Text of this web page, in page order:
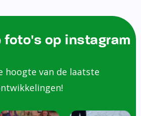
foto's op instagram
hoogte van de laatste